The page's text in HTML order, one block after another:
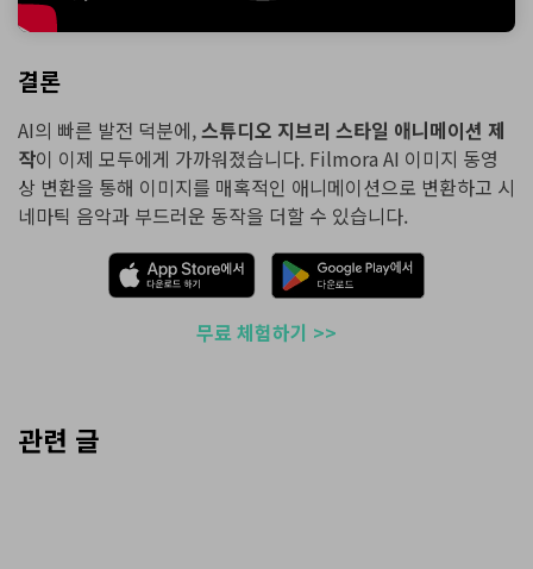
결론
AI의 빠른 발전 덕분에,스튜디오 지브리 스타일 애니메이션 제
작이 이제 모두에게 가까워졌습니다. Filmora AI 이미지 동영
상 변환을 통해 이미지를 매혹적인 애니메이션으로 변환하고 시
네마틱 음악과 부드러운 동작을 더할 수 있습니다.
무료 체험하기 >>
관련 글